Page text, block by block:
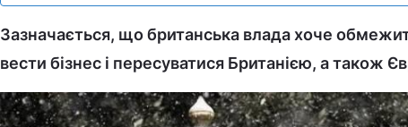
Зазначається, що британська влада хоче
вести бізнес і пересуватися Британією, а також